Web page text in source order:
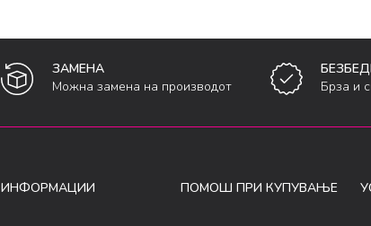
ЗАМЕНА
Можна замена на производот
Брза и
ИНФОРМАЦИИ ПОМОШ ПРИ КУПУВАЊЕ